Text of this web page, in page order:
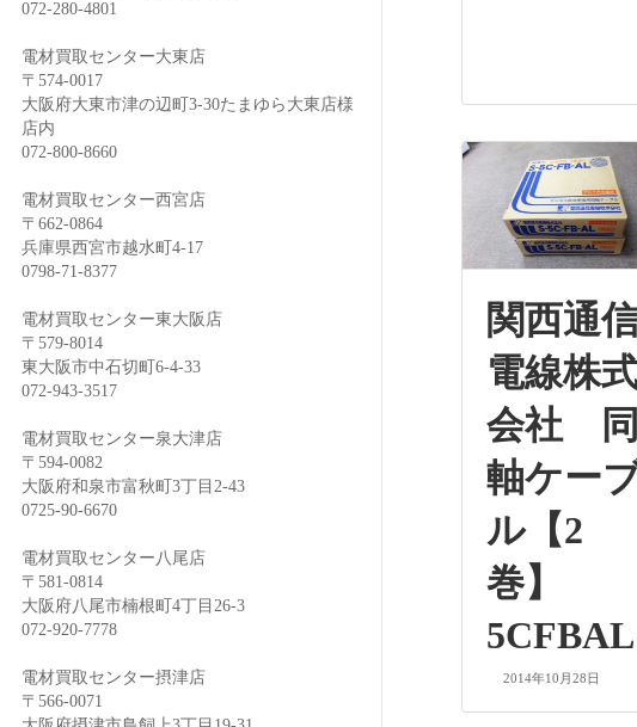
072-280-4801
電材買取センター大東店
〒574-0017
大阪府大東市津の辺町3-30たまゆら大東店様
店内
072-800-8660
電材買取センター西宮店
〒662-0864
兵庫県西宮市越水町4-17
0798-71-8377
電材買取センター東大阪店
〒579-8014
東大阪市中石切町6-4-33
072-943-3517
電材買取センター泉大津店
〒594-0082
大阪府和泉市富秋町3丁目2-43
0725-90-6670
電材買取センター八尾店
〒581-0814
大阪府八尾市楠根町4丁目26-3
072-920-7778
電材買取センター摂津店
〒566-0071
関西通
電線株
会社 同
軸ケー
ル【2
巻】
5CFBAL
2014年10月28日